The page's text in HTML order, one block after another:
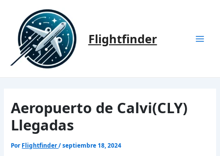
contenido
Flightfinder
Aeropuerto de Calvi(CLY)
Llegadas
Por Flightfinder/septiembre 18, 2024